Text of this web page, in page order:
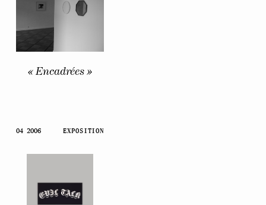
« Encadrées »
04 2006 EXPOSITION